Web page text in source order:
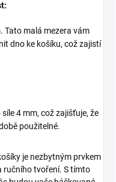
Tato malá mezera vám
dno ke košíku, což zajistí
4 mm, což zajišťuje, že
použitelné.
je nezbytným prvkem
ručního tvoření. S tímto